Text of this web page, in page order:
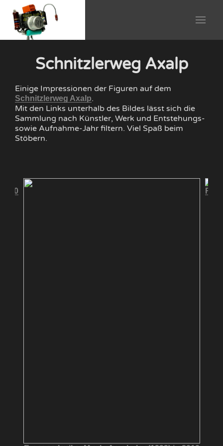
Schnitzlerweg Axalp
Einige Impressionen der Figuren auf dem
Schnitzlerweg Axalp.
Mit den Links unterhalb des Bildes lässt sich die
Sammlung nach Künstler, Werk und Entstehungs-
sowie Aufnahme-Jahr filtern. Viel Spaß beim
Stöbern.